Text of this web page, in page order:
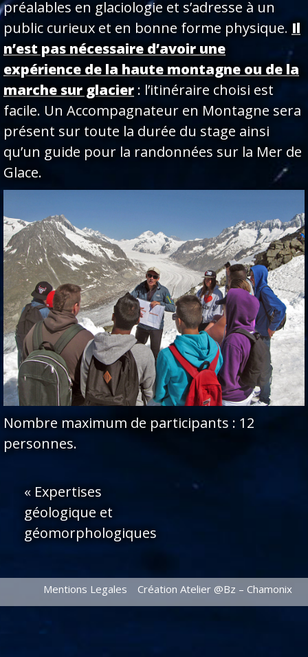
préalables en glaciologie et s’adresse à un
public curieux et en bonne forme physique. Il
n’est pas nécessaire d’avoir une
expérience de la haute montagne ou de la
marche sur glacier : l’itinéraire choisi est
facile. Un Accompagnateur en Montagne sera
présent sur toute la durée du stage ainsi
qu’un guide pour la randonnées sur la Mer de
Glace.
Nombre maximum de participants : 12
personnes.
« Expertises
géologique et
géomorphologiques
Mentions Legales Création Atelier @Bz – Chamonix